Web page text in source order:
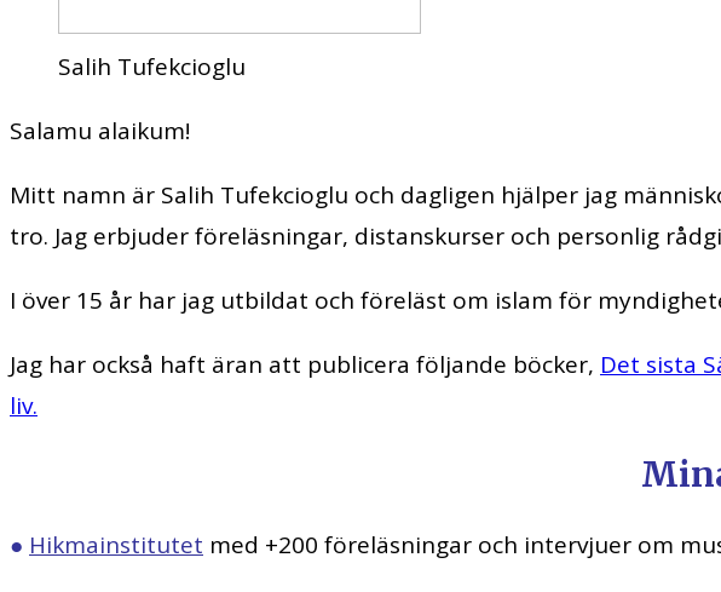
Salih Tufekcioglu
Salamu alaikum!
Mitt namn är Salih Tufekcioglu och dagligen hjälper jag
tro. Jag erbjuder föreläsningar, distanskurser och personlig
I över 15 år har jag utbildat och föreläst om islam för
Jag har också haft äran att publicera följande böcker, Det sista
liv.
● Hikmainstitutet med +200 föreläsningar och intervjuer om